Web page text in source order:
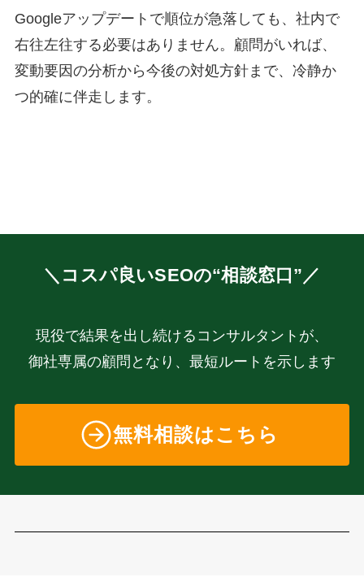
Googleアップデートで順位が急落しても、社内で
右往左往する必要はありません。顧問がいれば、
変動要因の分析から今後の対処方針まで、冷静か
つ的確に伴走します。
＼コスパ良いSEOの“相談窓口”／
現役で結果を出し続けるコンサルタントが、
御社専属の顧問となり、最短ルートを示します
無料相談はこちら